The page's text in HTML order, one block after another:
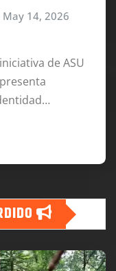
May 14, 2026
de ASU